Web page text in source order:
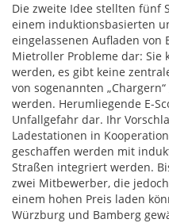
Die zweite Idee stellten fünf
einem induktionsbasierten
eingelassenen Aufladen von
Mietroller Probleme dar: Sie
werden, es gibt keine
von sogenannten
werden. Herumliegende E-
Unfallgefahr dar. Ihr
Ladestationen in
geschaffen werden mit
Straßen integriert werden.
zwei Mitbewerber, die
einem hohen Preis laden
Würzburg und Bamberg